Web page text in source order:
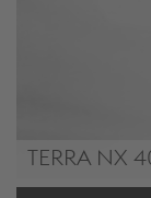
TERRA NX